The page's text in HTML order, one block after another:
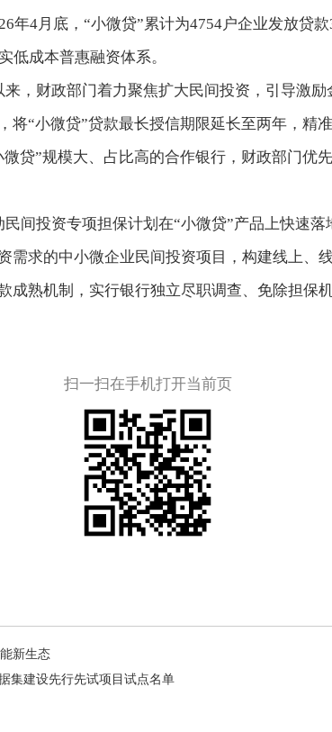
年4月底，“小微贷”累计为4754户企业发放贷款
低成本普惠融资体系。
，财政部门着力聚焦扩大民间投资，引导激
“小微贷”贷款最长授信期限延长至两年，精
贷”规模大、占比高的合作银行，财政部门优
间投资专项担保计划在“小微贷”产品上快速
求的中小微企业民间投资项目，构建线上、
成熟机制，实行银行独立尽职调查、免除担保
扫一扫在手机打开当前页
新生态
集建设先行先试项目试点名单